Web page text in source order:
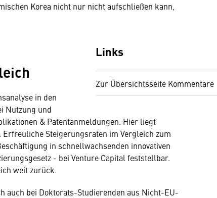
Korea nicht nur nicht aufschließen kann,
Links
Zur Übersichtsseite Kommentare
in den
Nutzung und
& Patentanmeldungen. Hier liegt
Steigerungsraten im Vergleich zum
in schnellwachsenden innovativen
- bei Venture Capital feststellbar.
weit zurück.
auch bei Doktorats-Studierenden aus Nicht-EU-